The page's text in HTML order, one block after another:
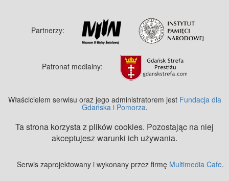
Partnerzy:
Patronat medialny:
Właścicielem serwisu oraz jego administratorem jest Fundacja dla
Gdańska i Pomorza.
Ta strona korzysta z plików cookies. Pozostając na niej
akceptujesz warunki ich używania.
Serwis zaprojektowany i wykonany przez firmę Multimedia Cafe.